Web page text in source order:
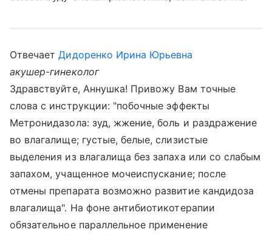
ОтвечаетДидоренко Ирина Юрьевна
акушер-гинеколог
Здравствуйте, Аннушка! Привожу Вам точные
слова с инструкции: "побочные эффекты
Метронидазола: зуд, жжение, боль и раздражение
во влагалище; густые, белые, слизистые
выделения из влагалища без запаха или со слабым
запахом, учащенное мочеиспускание; после
отмены препарата возможно развитие кандидоза
влагалища". На фоне антибиотикотерапии
обязательное параллельное применение